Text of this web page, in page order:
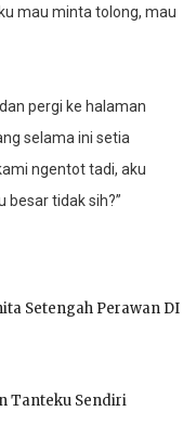
mau minta tolong, mau
pergi ke halaman
selama ini setia
ngentot tadi, aku
besar tidak sih?”
Setengah Perawan DI
Tanteku Sendiri